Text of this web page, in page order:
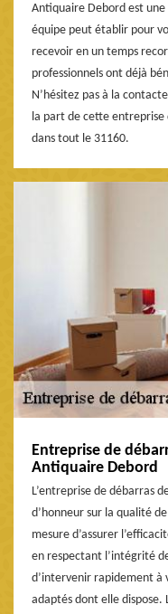
Antiquaire Debord est
équipe peut établir pour
recevoir en un temps
professionnels ont déjà
N’hésitez pas à la
la part de cette
dans tout le 31160.
Entreprise de
Antiquaire Debord
L’entreprise de débarras
d’honneur sur la qualité
mesure d’assurer
en respectant l’intégrité
d’intervenir rapidement à
adaptés dont elle dispose.